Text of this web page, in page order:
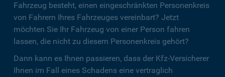
Fahrzeug besteht, einen eingeschränkten Personenkreis
von Fahrern Ihres Fahrzeuges vereinbart? Jetzt
möchten Sie Ihr Fahrzeug von einer Person fahren
lassen, die nicht zu diesem Personenkreis gehört?
Dann kann es Ihnen passieren, dass der Kfz-Versicherer
Ihnen im Fall eines Schadens eine vertraglich